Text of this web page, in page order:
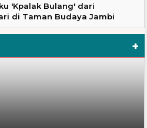
'Kpalak Bulang' dari
di Taman Budaya Jambi
+